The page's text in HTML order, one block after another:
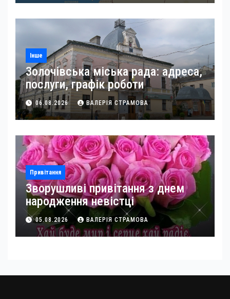
Інше
Золочівська міська рада: адреса,
послуги, графік роботи
06.08.2026 ВАЛЕРІЯ СТРАМОВА
Привітання
Зворушливі привітання з днем
народження невістці
05.08.2026 ВАЛЕРІЯ СТРАМОВА